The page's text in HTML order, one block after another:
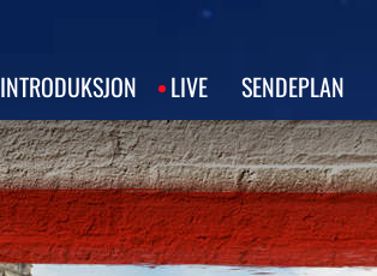
INTRODUKSJON LIVE SENDEPLAN